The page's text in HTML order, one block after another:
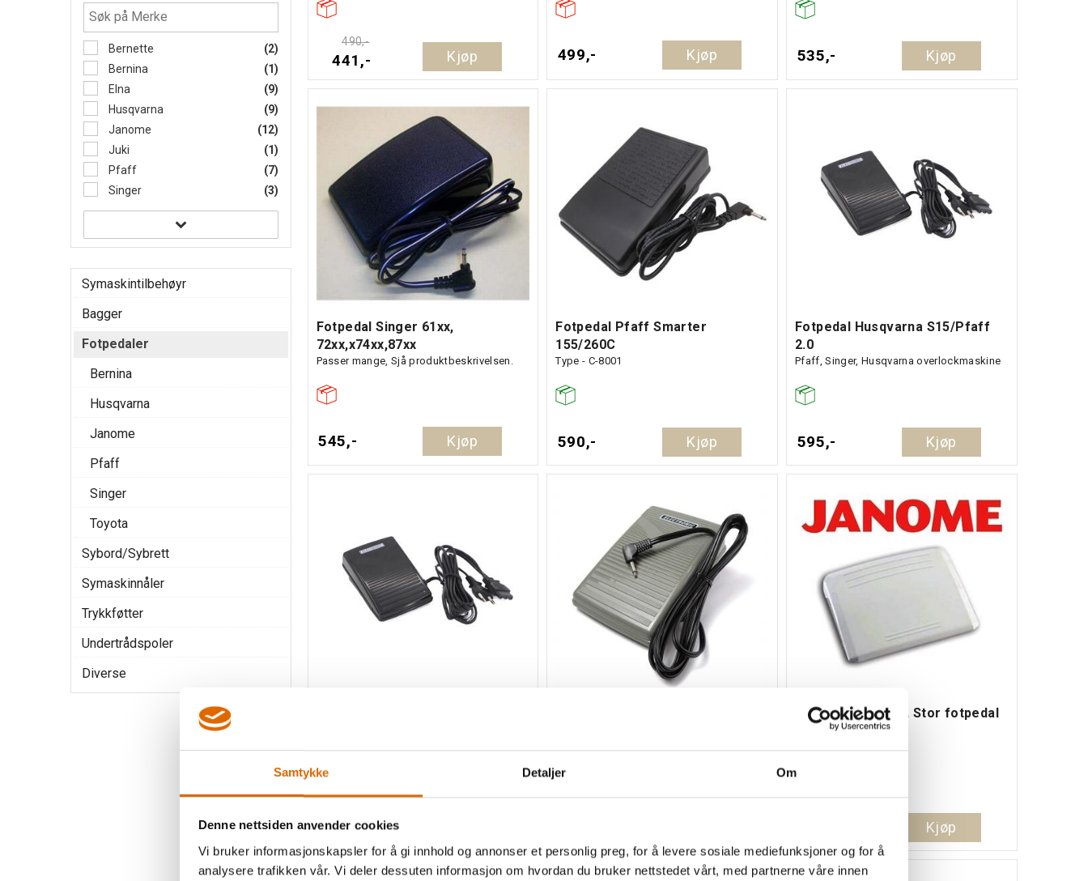
Samtykke Detaljer Om
Denne nettsiden anvender cookies
Vi bruker informasjonskapsler for å gi innhold og annonser et personlig preg, for å levere sosiale mediefunksjoner og for å
analysere trafikken vår. Vi deler dessuten informasjon om hvordan du bruker nettstedet vårt, med partnerne våre innen
Bernette
(2)
Bernina
(1)
Elna
(9)
Husqvarna
(9)
Janome
(12)
Juki
(1)
Pfaff
(7)
Singer
(3)
Symaskintilbehøyr
Bagger
Fotpedaler
Bernina
Husqvarna
Janome
Pfaff
Singer
Toyota
Sybord/Sybrett
Symaskinnåler
Trykkføtter
Undertrådspoler
Diverse
490,-
441,- Kjøp 499,- Kjøp 535,- Kjøp
Fotpedal Singer 61xx,
72xx,x74xx,87xx
Passer mange, Sjå produktbeskrivelsen.
545,- Kjøp
Fotpedal Pfaff Smarter
155/260C
Type - C-8001
590,- Kjøp
Fotpedal Husqvarna S15/Pfaff
2.0
Pfaff, Singer, Husqvarna overlockmaskine
595,- Kjøp
595,-
Fotpedal Janome, Stor fotpedal
Sjå produktbeskrivese.
Kjøp